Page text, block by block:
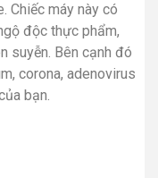
Chiếc máy này có
độc thực phẩm,
suyễn. Bên cạnh đó
corona, adenovirus
bạn.